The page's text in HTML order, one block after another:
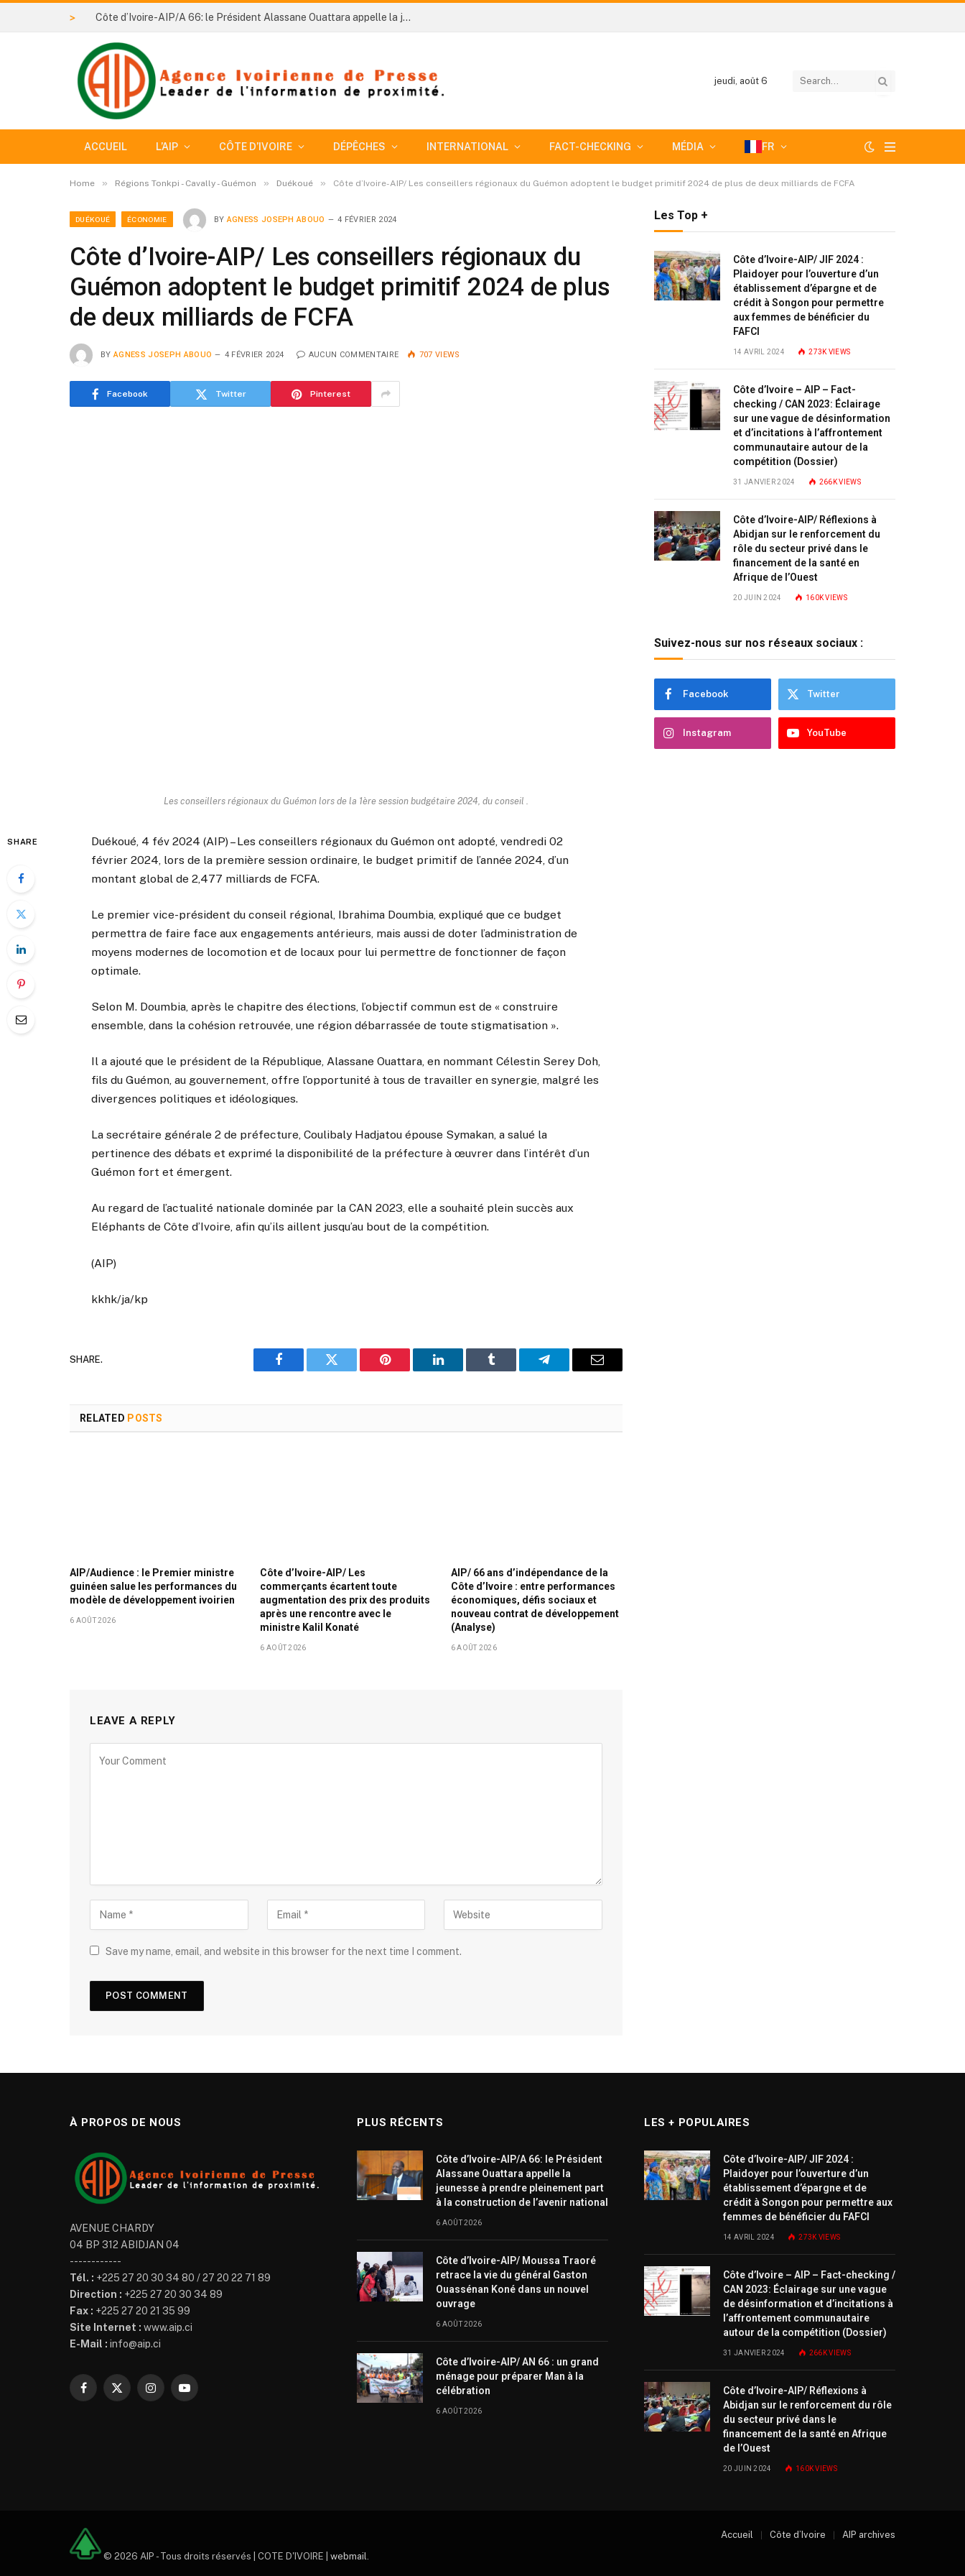
> Côte d’Ivoire-AIP/A 66: le Président Alassane Ouattara appelle la jeunesse à prendre pleinement part à la construction de l’avenir national
jeudi, août 6
ACCUEIL L’AIP CÔTE D’IVOIRE DÉPÊCHES INTERNATIONAL FACT-CHECKING MÉDIA FR
Home » Régions Tonkpi - Cavally - Guémon » Duékoué » Côte d’Ivoire-AIP/ Les conseillers régionaux du Guémon adoptent le budget primitif 2024 de plus de deux milliards de FCFA
DUÉKOUÉ ÉCONOMIE BY AGNESS JOSEPH ABOUO 4 FÉVRIER 2024
Côte d’Ivoire-AIP/ Les conseillers régionaux du
Guémon adoptent le budget primitif 2024 de plus
de deux milliards de FCFA
BY AGNESS JOSEPH ABOUO 4 FÉVRIER 2024 AUCUN COMMENTAIRE 707 VIEWS
Facebook Twitter Pinterest
Les conseillers régionaux du Guémon lors de la 1ère session budgétaire 2024, du conseil .
SHARE
Duékoué, 4 fév 2024 (AIP) – Les conseillers régionaux du Guémon ont adopté, vendredi 02
février 2024, lors de la première session ordinaire, le budget primitif de l’année 2024, d’un
montant global de 2,477 milliards de FCFA.
Le premier vice-président du conseil régional, Ibrahima Doumbia, expliqué que ce budget
permettra de faire face aux engagements antérieurs, mais aussi de doter l’administration de
moyens modernes de locomotion et de locaux pour lui permettre de fonctionner de façon
optimale.
Selon M. Doumbia, après le chapitre des élections, l’objectif commun est de « construire
ensemble, dans la cohésion retrouvée, une région débarrassée de toute stigmatisation ».
Il a ajouté que le président de la République, Alassane Ouattara, en nommant Célestin Serey Doh,
fils du Guémon, au gouvernement, offre l’opportunité à tous de travailler en synergie, malgré les
divergences politiques et idéologiques.
La secrétaire générale 2 de préfecture, Coulibaly Hadjatou épouse Symakan, a salué la
pertinence des débats et exprimé la disponibilité de la préfecture à œuvrer dans l’intérêt d’un
Guémon fort et émergent.
Au regard de l’actualité nationale dominée par la CAN 2023, elle a souhaité plein succès aux
Eléphants de Côte d’Ivoire, afin qu’ils aillent jusqu’au bout de la compétition.
(AIP)
kkhk/ja/kp
SHARE.
Facebook Twitter Pinterest LinkedIn Tumblr Telegram Email
RELATED POSTS
AIP/Audience : le Premier ministre
guinéen salue les performances du
modèle de développement ivoirien
6 AOÛT 2026
Côte d’Ivoire-AIP/ Les
commerçants écartent toute
augmentation des prix des produits
après une rencontre avec le
ministre Kalil Konaté
6 AOÛT 2026
AIP/ 66 ans d’indépendance de la
Côte d’Ivoire : entre performances
économiques, défis sociaux et
nouveau contrat de développement
(Analyse)
6 AOÛT 2026
LEAVE A REPLY
Save my name, email, and website in this browser for the next time I comment.
Les Top +
Côte d’Ivoire-AIP/ JIF 2024 :
Plaidoyer pour l’ouverture d’un
établissement d’épargne et de
crédit à Songon pour permettre
aux femmes de bénéficier du
FAFCI
14 AVRIL 2024 273K VIEWS
Côte d’Ivoire – AIP – Fact-
checking / CAN 2023: Éclairage
sur une vague de désinformation
et d’incitations à l’affrontement
communautaire autour de la
compétition (Dossier)
31 JANVIER 2024 266KVIEWS
Côte d’Ivoire-AIP/ Réflexions à
Abidjan sur le renforcement du
rôle du secteur privé dans le
financement de la santé en
Afrique de l’Ouest
20 JUIN 2024 160KVIEWS
Suivez-nous sur nos réseaux sociaux :
Facebook Twitter
Instagram YouTube
À PROPOS DE NOUS
AVENUE CHARDY
04 BP 312 ABIDJAN 04
------------
Tél. : +225 27 20 30 34 80 / 27 20 22 71 89
Direction : +225 27 20 30 34 89
Fax : +225 27 20 21 35 99
Site Internet : www.aip.ci
E-Mail : info@aip.ci
Facebook
X
InstagramYouTube
PLUS RÉCENTS
Côte d’Ivoire-AIP/A 66: le Président
Alassane Ouattara appelle la
jeunesse à prendre pleinement part
à la construction de l’avenir national
6 AOÛT 2026
Côte d’Ivoire-AIP/ Moussa Traoré
retrace la vie du général Gaston
Ouassénan Koné dans un nouvel
ouvrage
6 AOÛT 2026
Côte d’Ivoire-AIP/ AN 66 : un grand
ménage pour préparer Man à la
célébration
6 AOÛT 2026
LES + POPULAIRES
Côte d’Ivoire-AIP/ JIF 2024 :
Plaidoyer pour l’ouverture d’un
établissement d’épargne et de
crédit à Songon pour permettre aux
femmes de bénéficier du FAFCI
14 AVRIL 2024 273K VIEWS
Côte d’Ivoire – AIP – Fact-checking /
CAN 2023: Éclairage sur une vague
de désinformation et d’incitations à
l’affrontement communautaire
autour de la compétition (Dossier)
31 JANVIER 2024 266KVIEWS
Côte d’Ivoire-AIP/ Réflexions à
Abidjan sur le renforcement du rôle
du secteur privé dans le
financement de la santé en Afrique
de l’Ouest
20 JUIN 2024 160KVIEWS
© 2026 AIP - Tous droits réservés | COTE D'IVOIRE | webmail
Accueil Côte d’Ivoire AIP archives